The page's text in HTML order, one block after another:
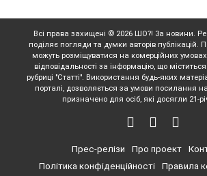
Всі права захищені © 2026 ШО?! За новини.
поділяє погляди та думки авторів публікацій.
можуть розміщуватися на комерційних
відповідальності за інформацію, що
рубриці "Статті". Використання будь-яких
порталі, дозволяється за умови посилання
призначено для осіб, які досягли 21-
Прес-релізи Про проект
Політика конфіденційності
Правила